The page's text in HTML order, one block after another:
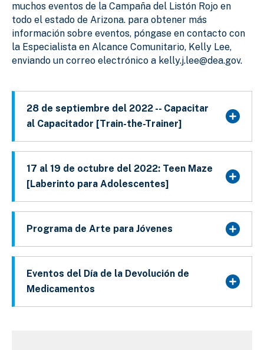
muchos eventos de la Campaña del Listón Rojo en
todo el estado de Arizona. para obtener más
información sobre eventos, póngase en contacto con
la Especialista en Alcance Comunitario, Kelly Lee,
enviando un correo electrónico a kelly.j.lee@dea.gov.
28 de septiembre del 2022 -- Capacitar
al Capacitador [Train-the-Trainer]
17 al 19 de octubre del 2022: Teen Maze
[Laberinto para Adolescentes]
Programa de Arte para Jóvenes
Eventos del Día de la Devolución de
Medicamentos